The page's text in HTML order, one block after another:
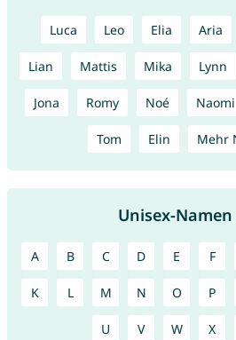
Luca Leo Elia Aria
Lian Mattis Mika Lynn
Jona Romy Noé Naomi
Tom Elin Mehr
Unisex-
A B C D E F
K L M N O P
U V W X